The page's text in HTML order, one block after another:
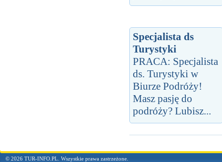
Specjalista ds
Turystyki
PRACA: Specjalista
ds. Turystyki w
Biurze Podróży!
Masz pasję do
podróży? Lubisz...
© 2026 TUR-INFO.PL. Wszystkie prawa zastrzeżone.